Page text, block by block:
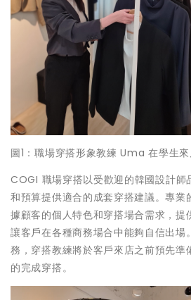
圖1：職場穿搭形象教練 Uma 在學生
COGI 職場穿搭以受歡迎的韓國設計師
和預算提供適合的成套穿搭建議。專業
據顧客的個人特色和穿搭場合需求，提
讓客戶在各種商務場合中能夠自信出場
務，穿搭教練將於客戶來店之前預先準
的完成穿搭。